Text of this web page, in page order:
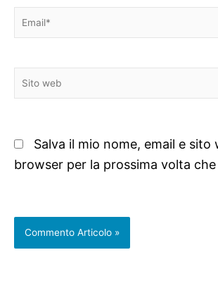
Email*
Sito
web
Salva il mio nome, email e sito
browser per la prossima volta